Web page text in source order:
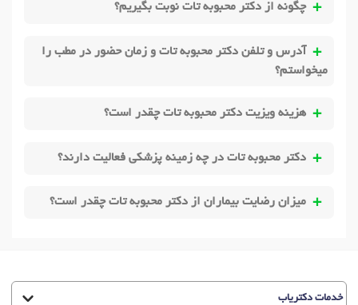
چگونه از دکتر محبوبه تات نوبت بگیریم؟
آدرس و تلفن دکتر محبوبه تات و زمان حضور در مطب را
میخواستم؟
هزینه ویزیت دکتر محبوبه تات چقدر است؟
دکتر محبوبه تات در چه زمینه پزشکی فعالیت دارند؟
میزان رضایت بیماران از دکتر محبوبه تات چقدر است؟
خدمات دکتریاب